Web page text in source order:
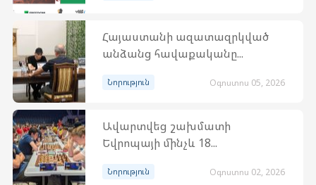
Հայաստանի ազատազրկված
անձանց հավաքականը...
Նորություն Օգոստոս 05, 2026
Ավարտվեց շախմատի
Եվրոպայի մինչև 18...
Նորություն Օգոստոս 02, 2026